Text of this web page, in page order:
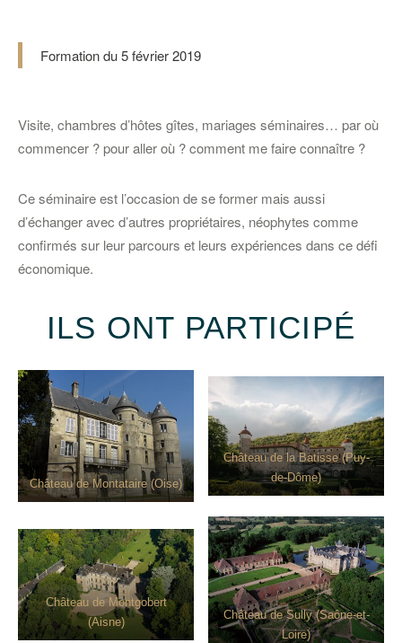
Formation du 5 février 2019
Visite, chambres d’hôtes gîtes, mariages séminaires… par où
commencer ? pour aller où ? comment me faire connaître ?
Ce séminaire est l’occasion de se former mais aussi
d’échanger avec d’autres propriétaires, néophytes comme
confirmés sur leur parcours et leurs expériences dans ce défi
économique.
ILS ONT PARTICIPÉ
Château de Montataire (Oise)
Château de la Batisse (Puy-
de-Dôme)
Château de Montgobert
(Aisne)
Château de Sully (Saône-et-
Loire)